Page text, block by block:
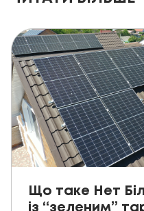
Що таке Нет
із “зеленим”